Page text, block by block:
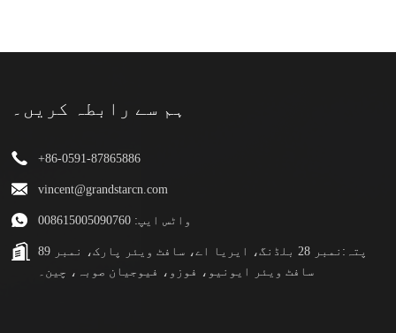
ہم سے رابطہ کریں۔
+86-0591-87865886
vincent@grandstarcn.com
واٹس ایپ: 008615005090760
پتہ:
نمبر 28 بلڈنگ، ایریا اے، سافٹ ویئر پارک، نمبر 89
سافٹ ویئر ایونیو، فوزو، فیوجیان صوبہ، چین۔